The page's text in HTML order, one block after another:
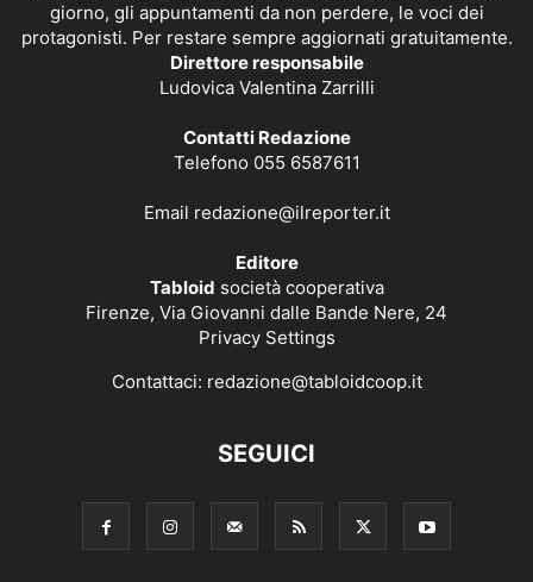
giorno, gli appuntamenti da non perdere, le voci dei
protagonisti. Per restare sempre aggiornati gratuitamente.
Direttore responsabile
Ludovica Valentina Zarrilli
Contatti Redazione
Telefono 055 6587611
Email redazione@ilreporter.it
Editore
Tabloid società cooperativa
Firenze, Via Giovanni dalle Bande Nere, 24
Privacy Settings
Contattaci: redazione@tabloidcoop.it
SEGUICI